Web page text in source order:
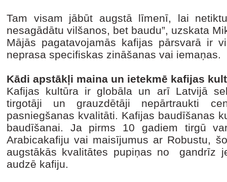
Tam visam jābūt augstā līmenī, lai
nesagādātu vilšanos, bet baudu”, uzskata
Mājās pagatavojamās kafijas pārsvarā ir
neprasa specifiskas zināšanas vai iemaņas.
Kādi apstākļi maina un ietekmē kafijas
Kafijas kultūra ir globāla un arī Latvijā
tirgotāji un grauzdētāji nepārtraukti
pasniegšanas kvalitāti. Kafijas baudīšanas
baudīšanai. Ja pirms 10 gadiem tirgū
Arabicakafiju vai maisījumus ar Robustu,
augstākās kvalitātes pupiņas no gandrīz
audzē kafiju.